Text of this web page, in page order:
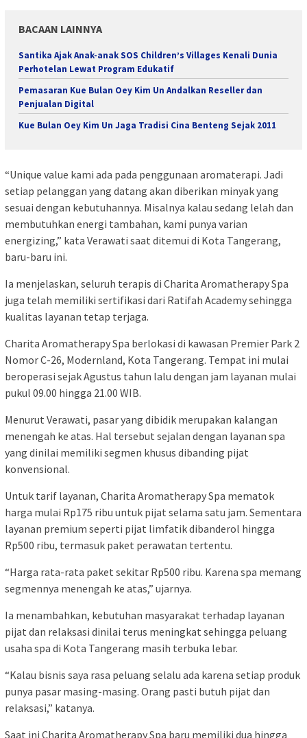
BACAAN LAINNYA
Santika Ajak Anak-anak SOS Children’s Villages Kenali Dunia
Perhotelan Lewat Program Edukatif
Pemasaran Kue Bulan Oey Kim Un Andalkan Reseller dan
Penjualan Digital
Kue Bulan Oey Kim Un Jaga Tradisi Cina Benteng Sejak 2011
“Unique value kami ada pada penggunaan aromaterapi. Jadi
setiap pelanggan yang datang akan diberikan minyak yang
sesuai dengan kebutuhannya. Misalnya kalau sedang lelah dan
membutuhkan energi tambahan, kami punya varian
energizing,” kata Verawati saat ditemui di Kota Tangerang,
baru-baru ini.
Ia menjelaskan, seluruh terapis di Charita Aromatherapy Spa
juga telah memiliki sertifikasi dari Ratifah Academy sehingga
kualitas layanan tetap terjaga.
Charita Aromatherapy Spa berlokasi di kawasan Premier Park 2
Nomor C-26, Modernland, Kota Tangerang. Tempat ini mulai
beroperasi sejak Agustus tahun lalu dengan jam layanan mulai
pukul 09.00 hingga 21.00 WIB.
Menurut Verawati, pasar yang dibidik merupakan kalangan
menengah ke atas. Hal tersebut sejalan dengan layanan spa
yang dinilai memiliki segmen khusus dibanding pijat
konvensional.
Untuk tarif layanan, Charita Aromatherapy Spa mematok
harga mulai Rp175 ribu untuk pijat selama satu jam. Sementara
layanan premium seperti pijat limfatik dibanderol hingga
Rp500 ribu, termasuk paket perawatan tertentu.
“Harga rata-rata paket sekitar Rp500 ribu. Karena spa memang
segmennya menengah ke atas,” ujarnya.
Ia menambahkan, kebutuhan masyarakat terhadap layanan
pijat dan relaksasi dinilai terus meningkat sehingga peluang
usaha spa di Kota Tangerang masih terbuka lebar.
“Kalau bisnis saya rasa peluang selalu ada karena setiap produk
punya pasar masing-masing. Orang pasti butuh pijat dan
relaksasi,” katanya.
Saat ini Charita Aromatherapy Spa baru memiliki dua hingga